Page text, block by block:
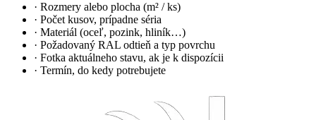
· Rozmery alebo plocha (m² / ks)
· Počet kusov, prípadne séria
· Materiál (oceľ, pozink, hliník…)
· Požadovaný RAL odtieň a typ povrchu
· Fotka aktuálneho stavu, ak je k dispozícii
· Termín, do kedy potrebujete